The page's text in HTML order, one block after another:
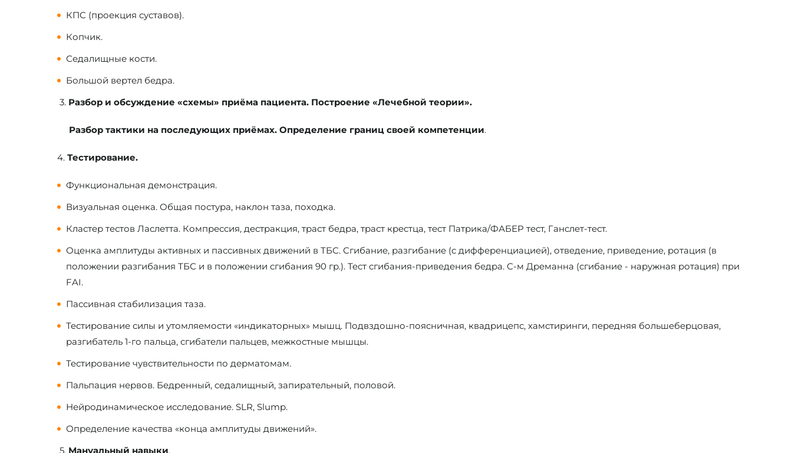
КПС (проекция суставов).
Копчик.
Седалищные кости.
Большой вертел бедра.
3. Разбор и обсуждение «схемы» приёма пациента. Построение «Лечебной теории».
Разбор тактики на последующих приёмах. Определение границ своей компетенции.
4. Тестирование.
Функциональная демонстрация.
Визуальная оценка. Общая постура, наклон таза, походка.
Кластер тестов Ласлетта. Компрессия, дестракция, траст бедра, траст крестца, тест Патрика/ФАБЕР тест, Ганслет-тест.
Оценка амплитуды активных и пассивных движений в ТБС. Сгибание, разгибание (с дифференциацией), отведение, приведение, ротация (в
положении разгибания ТБС и в положении сгибания 90 гр.). Тест сгибания-приведения бедра. С-м Дреманна (сгибание - наружная ротация) при
FAI.
Пассивная стабилизация таза.
Тестирование силы и утомляемости «индикаторных» мышц. Подвздошно-поясничная, квадрицепс, хамстиринги, передняя большеберцовая,
разгибатель 1-го пальца, сгибатели пальцев, межкостные мышцы.
Тестирование чувствительности по дерматомам.
Пальпация нервов. Бедренный, седалищный, запирательный, половой.
Нейродинамическое исследование. SLR, Slump.
Определение качества «конца амплитуды движений».
5. Мануальный навыки.